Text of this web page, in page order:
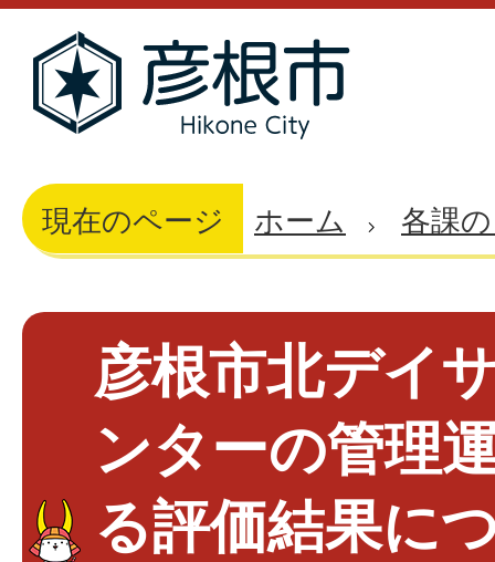
現在のページ ホーム 各課
彦根市北デイ
ンターの管理
る評価結果に